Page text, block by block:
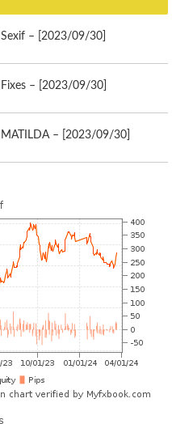
– [2023/09/30]
– [2023/09/30]
– [2023/09/30]